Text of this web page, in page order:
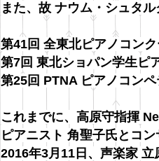
また、故 ナウム・シュタ
第41回 全東北ピアノコン
第7回 東北ショパン学生ピ
第25回 PTNA ピアノコン
これまでに、高原守指揮
ピアニスト 角聖子氏とコ
2016年3月11日、声楽家 立